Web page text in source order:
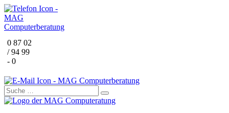
0 87 02
/ 94 99
- 0